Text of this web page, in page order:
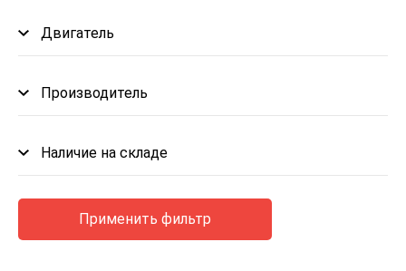
Двигатель
Производитель
Наличие на складе
Применить фильтр